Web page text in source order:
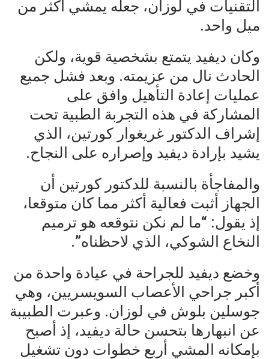
التقنيات في لوزان، جعله يمشي أكثر من
ميل واحد.
وكان ديفيد يتمتع بشخصية قوية، ولكن
الحادث نال من عزيمته. وبعد فشل جميع
عمليات إعادة التأهيل وافق على
المشاركة في هذه التجربة الطبية تحت
إشراف الدكتور غريغوار كورتين، الذي
يشيد بإرادة ديفيد وإصراره على النجاح.
والمفاجأة بالنسبة للدكتور كورتين أن
الجهاز أثبت فعالية أكثر مما كان متوقعا،
إذ يقول: “ما لم نكن نتوقعه هو ترميم
النخاع الشوكي، الذي لاحظناه”.
وخضع ديفيد للجراحة في عيادة واحدة من
أكبر جراحي الأعصاب السويسريين، وهي
جوسلين بلوش في لوزان. وعبرت الطبيبة
عن انبهارها بتحسن حالة ديفيد، إذ أصبح
بإمكانه المشي أربع خطوات دون تشغيل